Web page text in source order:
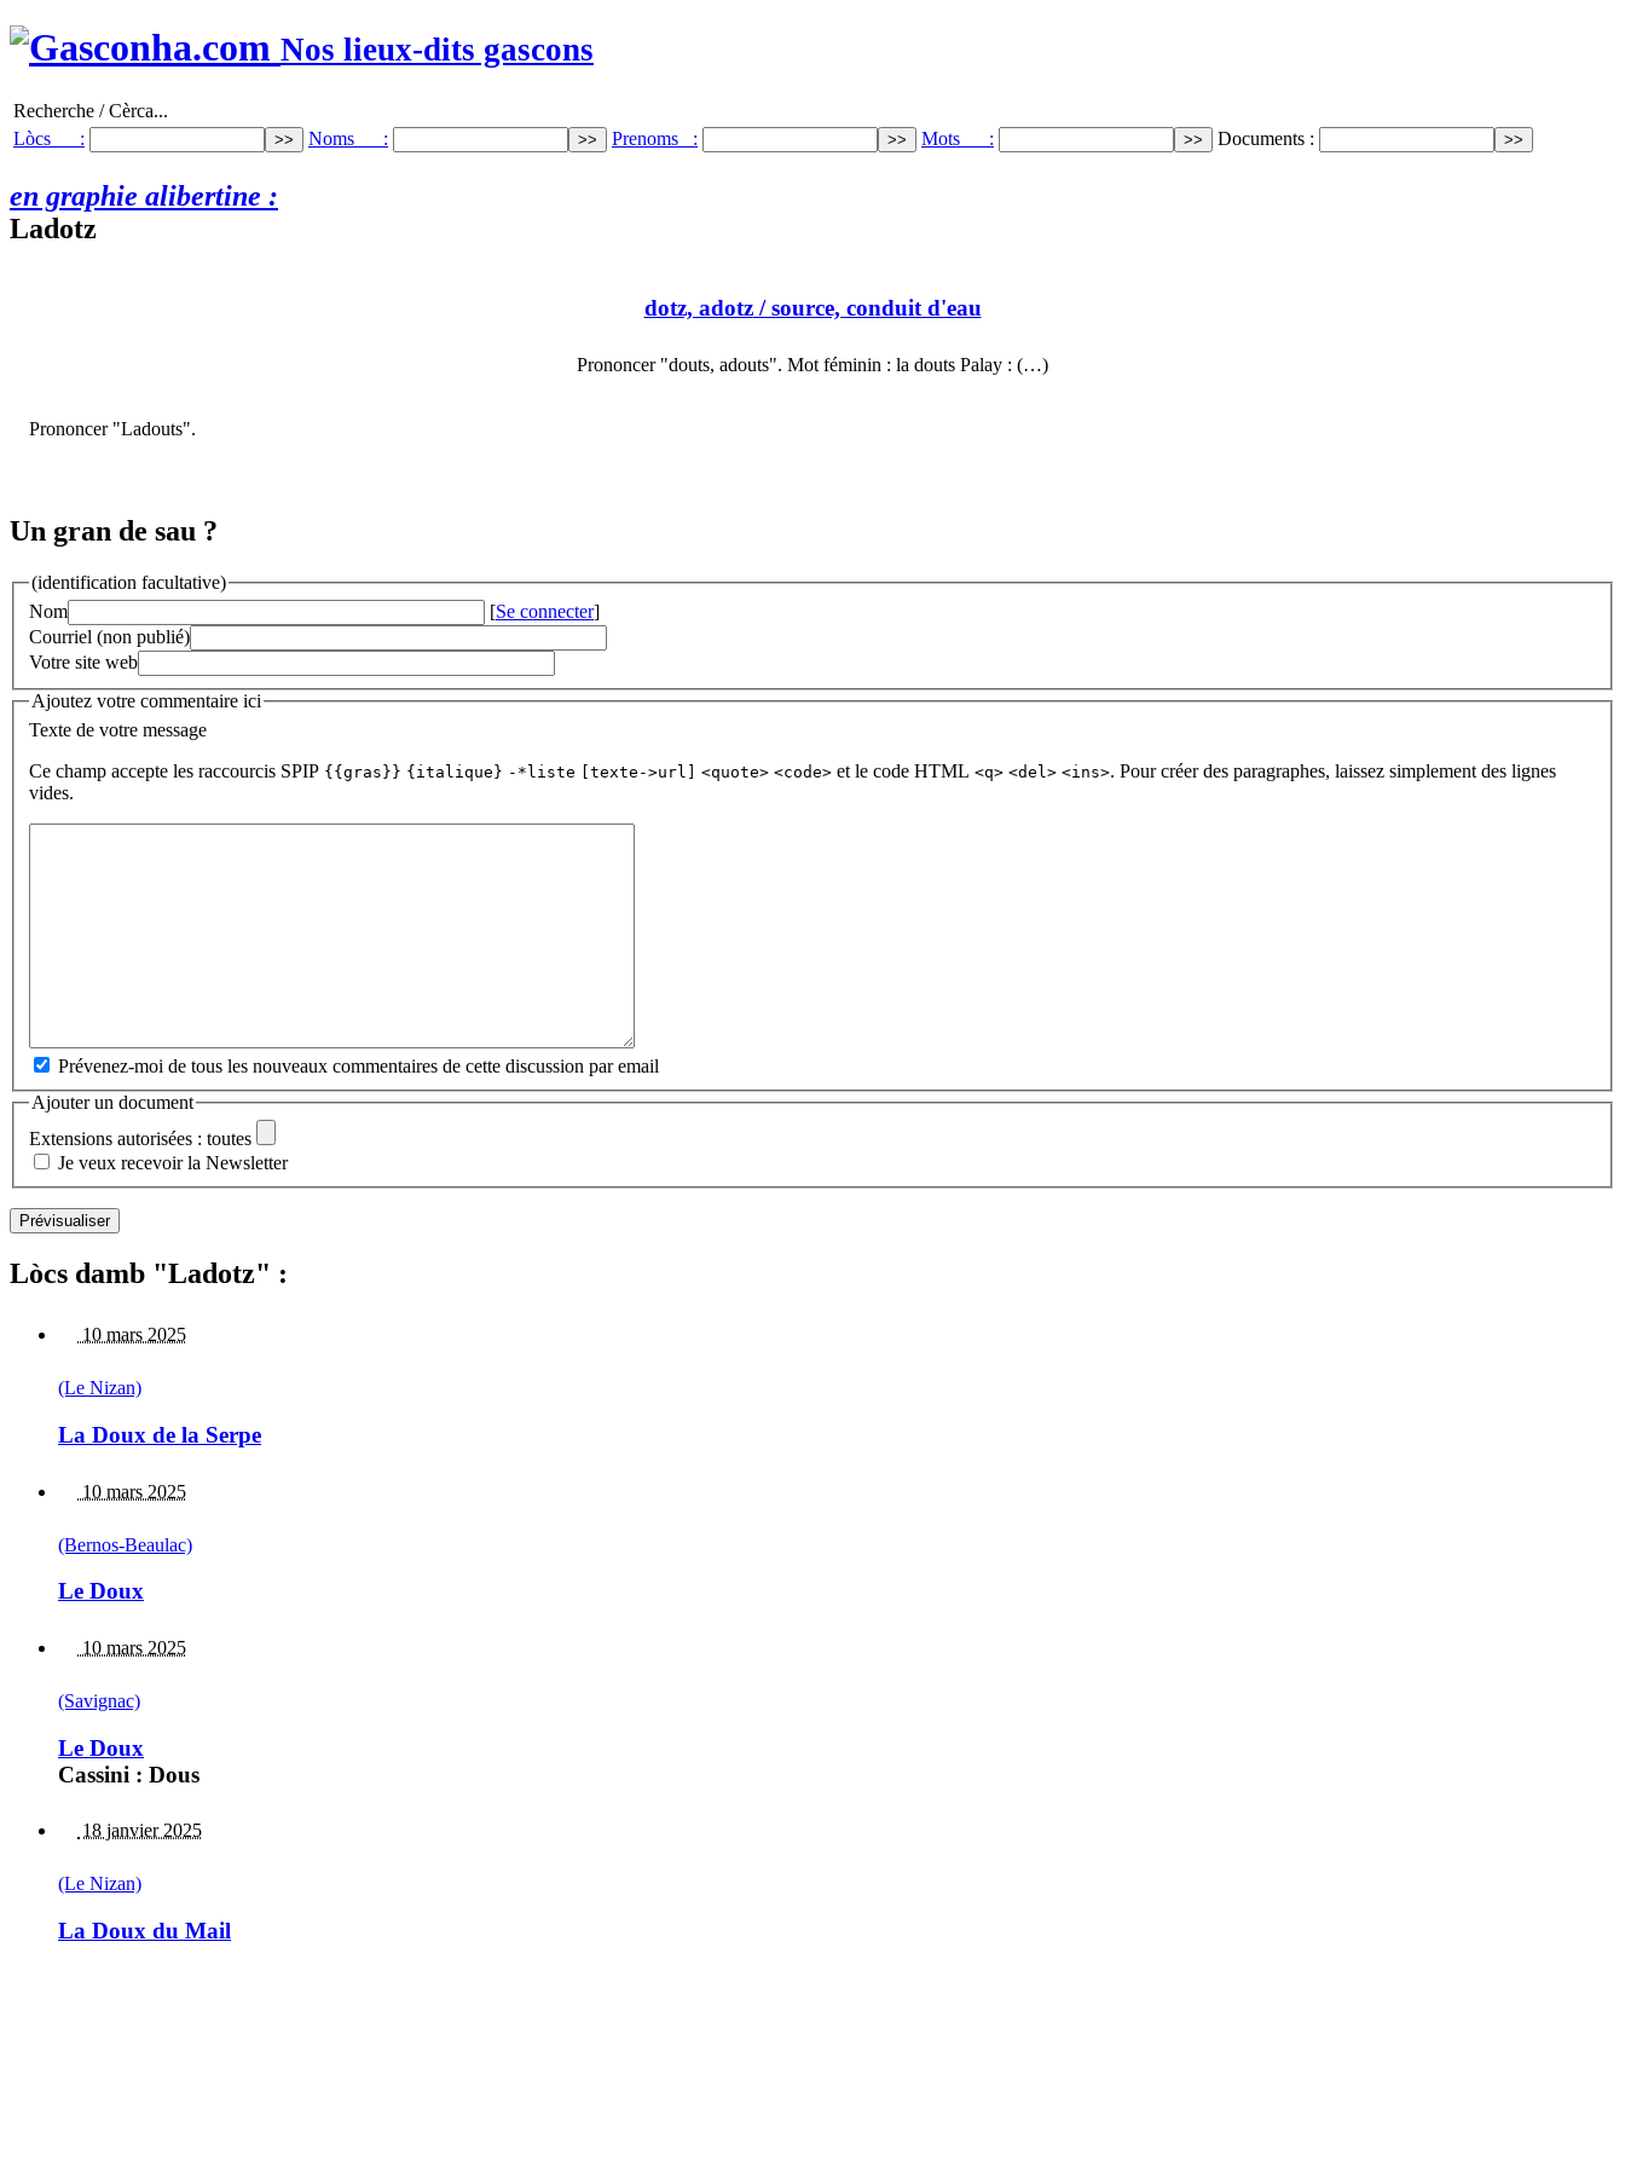
Nos lieux-dits gascons
Recherche / Cèrca...
Lòcs :
Noms : Prenoms : Mots : Documents :
en graphie alibertine :
Ladotz
dotz, adotz/ source, conduit d'eau
Prononcer "douts, adouts". Mot féminin : la douts Palay : (…)
Prononcer "Ladouts".
Un gran de sau ?
(identification facultative)
Nom
[Se connecter]
Courriel (non publié)
Votre site web
Ajoutez votre commentaire ici
Texte de votre message
Ce champ accepte les raccourcis SPIP {{gras}} {italique} -*liste [texte->url] <quote> <code> et le code HTML <q> <del> <ins>. Pour créer des paragraphes, laissez simplement des lignes
vides.
Prévenez-moi de tous les nouveaux commentaires de cette discussion par email
Ajouter un document
Extensions autorisées : toutes
Je veux recevoir la Newsletter
Lòcs damb "Ladotz" :
10 mars 2025
(Le Nizan)
La Doux de la Serpe
10 mars 2025
(Bernos-Beaulac)
Le Doux
10 mars 2025
(Savignac)
Le Doux
Cassini : Dous
18 janvier 2025
(Le Nizan)
La Doux du Mail